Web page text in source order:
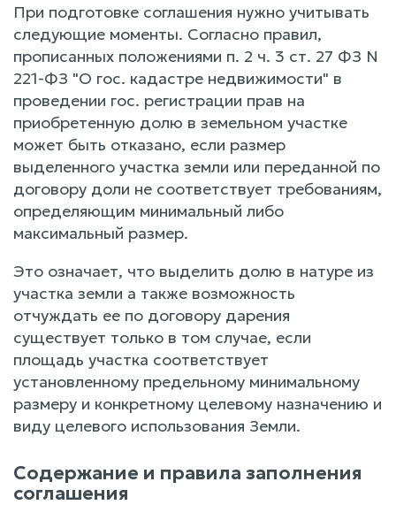
При подготовке соглашения нужно учитывать
следующие моменты. Согласно правил,
прописанных положениями п. 2 ч. 3 ст. 27 ФЗ N
221-ФЗ "О гос. кадастре недвижимости" в
проведении гос. регистрации прав на
приобретенную долю в земельном участке
может быть отказано, если размер
выделенного участка земли или переданной по
договору доли не соответствует требованиям,
определяющим минимальный либо
максимальный размер.
Это означает, что выделить долю в натуре из
участка земли а также возможность
отчуждать ее по договору дарения
существует только в том случае, если
площадь участка соответствует
установленному предельному минимальному
размеру и конкретному целевому назначению и
виду целевого использования Земли.
Содержание и правила заполнения
соглашения